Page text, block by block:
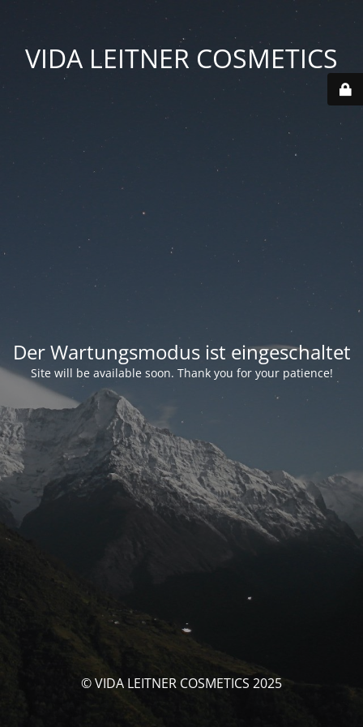
VIDA LEITNER COSMETICS
Der Wartungsmodus ist eingeschaltet
Site will be available soon. Thank you for your patience!
© VIDA LEITNER COSMETICS 2025